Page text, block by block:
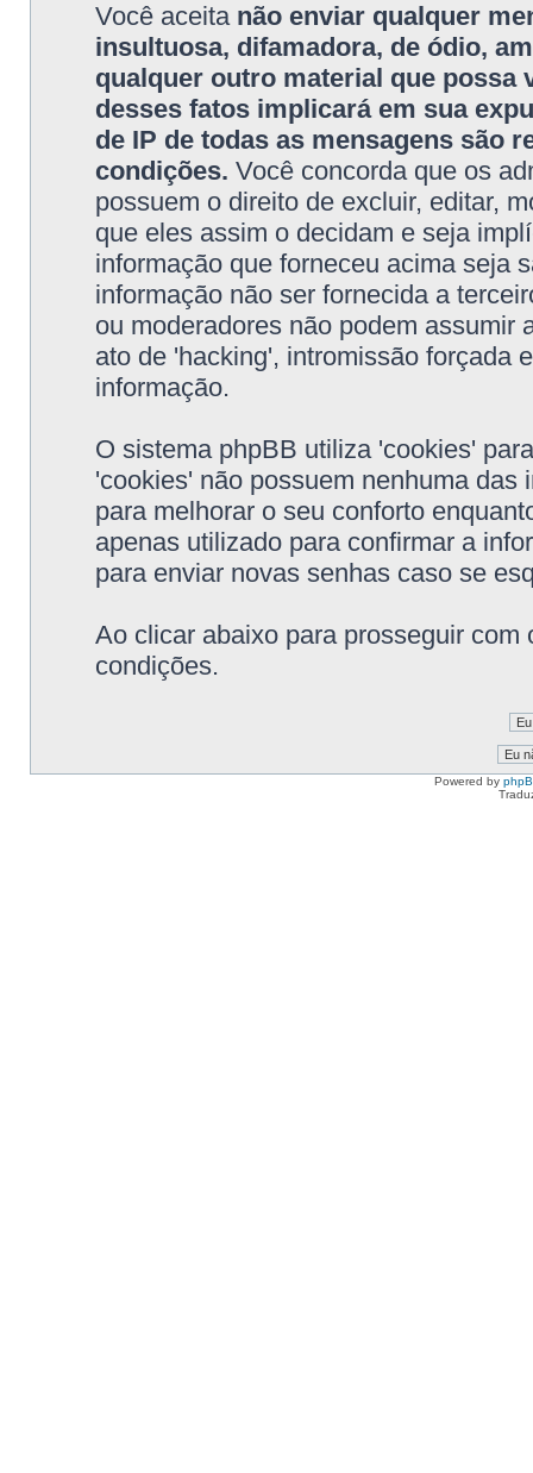
Você aceita não enviar qualquer
insultuosa, difamadora, de ódio,
qualquer outro material que possa
desses fatos implicará em sua
de IP de todas as mensagens são
condições. Você concorda que os
possuem o direito de excluir, editar,
que eles assim o decidam e seja
informação que forneceu acima seja
informação não ser fornecida a
ou moderadores não podem assumir
ato de 'hacking', intromissão forçada
informação.
O sistema phpBB utiliza 'cookies'
'cookies' não possuem nenhuma
para melhorar o seu conforto
apenas utilizado para confirmar a
para enviar novas senhas caso se
Ao clicar abaixo para prosseguir
condições.
Powered by